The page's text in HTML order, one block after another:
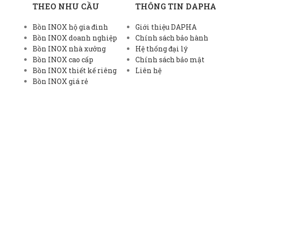
THEO NHU CẦU
Bồn INOX hộ gia đình
Bồn INOX doanh nghiệp
Bồn INOX nhà xưởng
Bồn INOX cao cấp
Bồn INOX thiết kế riêng
Bồn INOX giá rẻ
THÔNG TIN DAPHA
Giới thiệu DAPHA
Chính sách bảo hành
Hệ thống đại lý
Chính sách bảo mật
Liên hệ